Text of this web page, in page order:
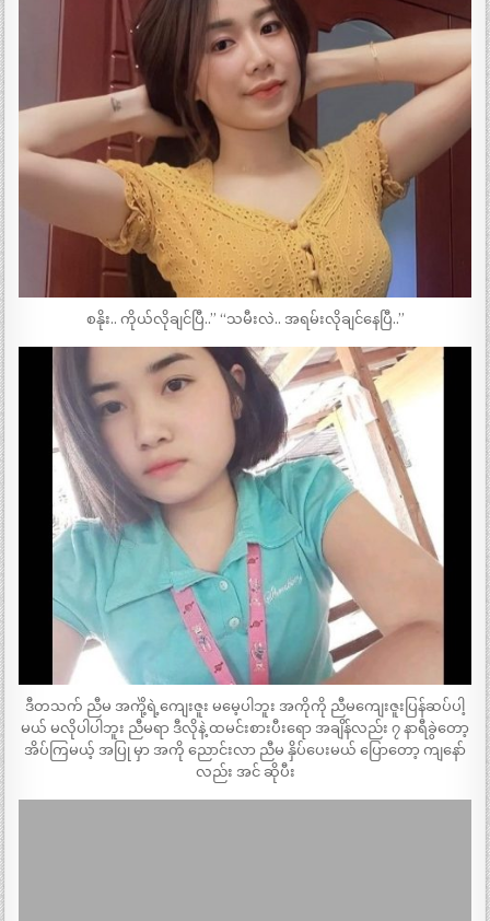
စနိုး.. ကိုယ်လိုချင်ပြီ..” “သမီးလဲ.. အရမ်းလိုချင်နေပြီ..”
ဒီတသက် ညီမ အကိုဲ့ရဲ့ကျေးဇူး မမေ့ပါဘူး အကိုကို ညီမကျေးဇူးပြန်ဆပ်ပါ့
မယ် မလိုပါပါဘူး ညီမရာ ဒီလိုနဲ့ ထမင်းစားပီးရော အချိန်လည်း ၇ နာရီခွဲတော့
အိပ်ကြမယ့် အပြု မှာ အကို ညောင်းလာ ညီမ နှိပ်ပေးမယ် ပြောတော့ ကျနော်
လည်း အင် ဆိုပီး